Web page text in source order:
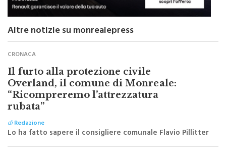
Altre notizie su monrealepress
CRONACA
Il furto alla protezione civile
Overland, il comune di Monreale:
“Ricompreremo l’attrezzatura
rubata”
diRedazione
Lo ha fatto sapere il consigliere comunale Flavio Pillitter
TOP NEWS ITALPRESS